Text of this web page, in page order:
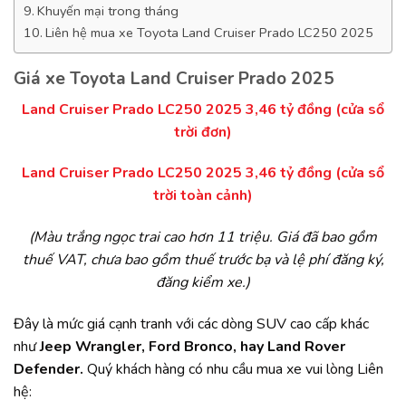
Khuyến mại trong tháng
Liên hệ mua xe Toyota Land Cruiser Prado LC250 2025
Giá xe Toyota Land Cruiser Prado 2025
Land Cruiser Prado LC250 2025 3,46 tỷ đồng (cửa sổ
trời đơn)
Land Cruiser Prado LC250 2025 3,46 tỷ đồng (cửa sổ
trời toàn cảnh)
(Màu trắng ngọc trai cao hơn 11 triệu. Giá đã bao gồm
thuếVAT, chưa bao gồm thuếtrước bạvàlệphí đăng ký,
đăng kiểm xe.)
Đây là mức giá cạnh tranh với các dòng SUV cao cấp khác
nhưJeep Wrangler, Ford Bronco, hay Land Rover
Defender. Quý khách hàng có nhu cầu mua xe vui lòng Liên
hệ: